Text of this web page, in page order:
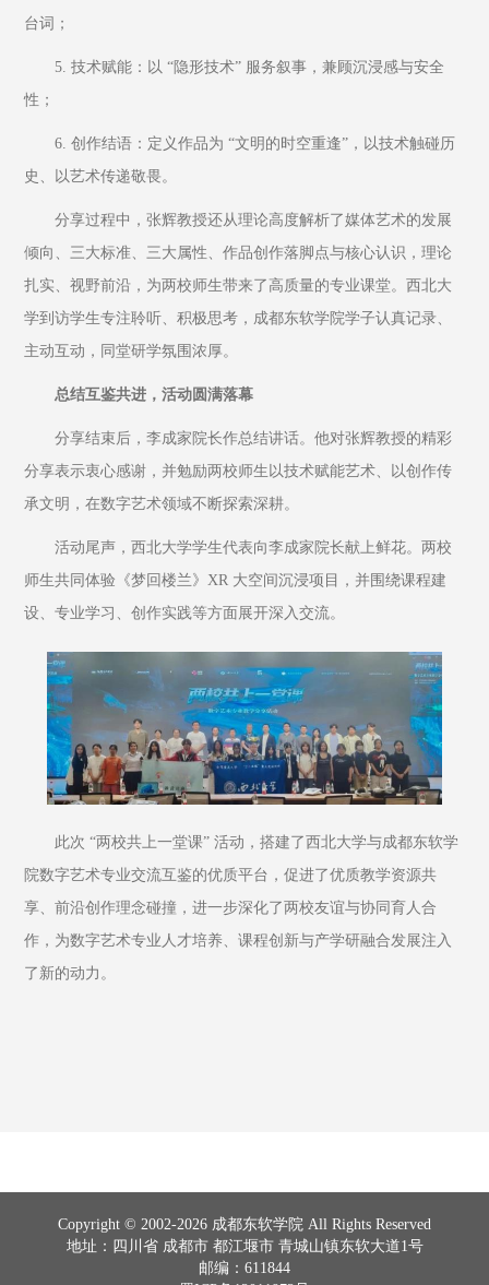
台词；
5. 技术赋能：以 “隐形技术” 服务叙事，兼顾沉浸感与安全
性；
6. 创作结语：定义作品为 “文明的时空重逢”，以技术触碰历
史、以艺术传递敬畏。
分享过程中，张辉教授还从理论高度解析了媒体艺术的发展
倾向、三大标准、三大属性、作品创作落脚点与核心认识，理论
扎实、视野前沿，为两校师生带来了高质量的专业课堂。西北大
学到访学生专注聆听、积极思考，成都东软学院学子认真记录、
主动互动，同堂研学氛围浓厚。
总结互鉴共进，活动圆满落幕
分享结束后，李成家院长作总结讲话。他对张辉教授的精彩
分享表示衷心感谢，并勉励两校师生以技术赋能艺术、以创作传
承文明，在数字艺术领域不断探索深耕。
活动尾声，西北大学学生代表向李成家院长献上鲜花。两校
师生共同体验《梦回楼兰》XR 大空间沉浸项目，并围绕课程建
设、专业学习、创作实践等方面展开深入交流。
此次 “两校共上一堂课” 活动，搭建了西北大学与成都东软学
院数字艺术专业交流互鉴的优质平台，促进了优质教学资源共
享、前沿创作理念碰撞，进一步深化了两校友谊与协同育人合
作，为数字艺术专业人才培养、课程创新与产学研融合发展注入
了新的动力。
Copyright © 2002-2026 成都东软学院 All Rights Reserved
地址：四川省 成都市 都江堰市 青城山镇东软大道1号
邮编：611844